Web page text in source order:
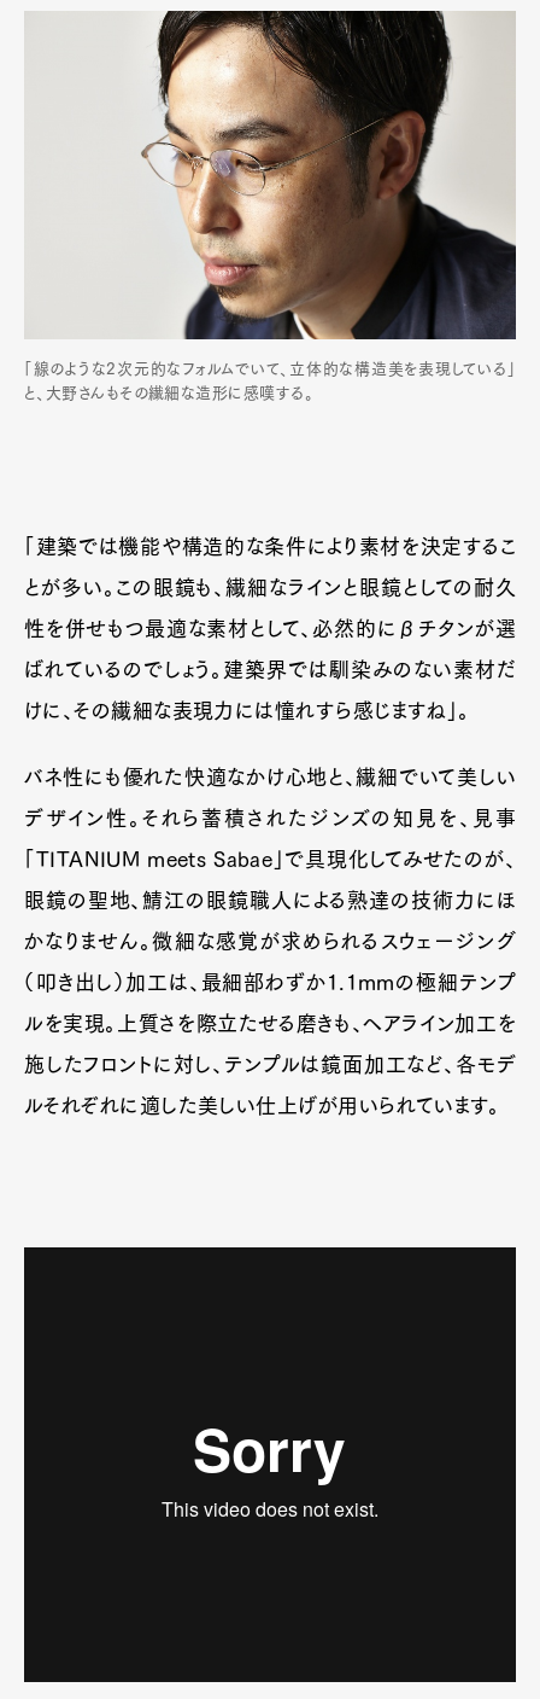
「線のような2次元的なフォルムでいて、立体的な構造美を表現している」
と、大野さんもその繊細な造形に感嘆する。
「建築では機能や構造的な条件により素材を決定するこ
とが多い。この眼鏡も、繊細なラインと眼鏡としての耐久
性を併せもつ最適な素材として、必然的にβチタンが選
ばれているのでしょう。建築界では馴染みのない素材だ
けに、その繊細な表現力には憧れすら感じますね」。
バネ性にも優れた快適なかけ心地と、繊細でいて美しい
デザイン性。それら蓄積されたジンズの知見を、見事
「TITANIUM meets Sabae」で具現化してみせたのが、
眼鏡の聖地、鯖江の眼鏡職人による熟達の技術力にほ
かなりません。微細な感覚が求められるスウェージング
（叩き出し）加工は、最細部わずか1.1mmの極細テンプ
ルを実現。上質さを際立たせる磨きも、ヘアライン加工を
施したフロントに対し、テンプルは鏡面加工など、各モデ
ルそれぞれに適した美しい仕上げが用いられています。